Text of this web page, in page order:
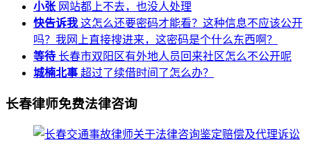
小张 网站都上不去，也没人处理
快告诉我 这怎么还要密码才能看？这种信息不应该公开
吗？我网上直接搜进来，这密码是个什么东西啊？
等待 长春市双阳区有外地人员回来社区怎么不公开呢
城楠北事 超过了续借时间了怎么办？
长春律师免费法律咨询